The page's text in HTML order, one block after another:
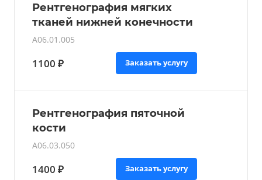
Рентгенография мягких
тканей нижней конечности
A06.01.005
1100 ₽ Заказать услугу
Рентгенография пяточной
кости
A06.03.050
1400 ₽ Заказать услугу